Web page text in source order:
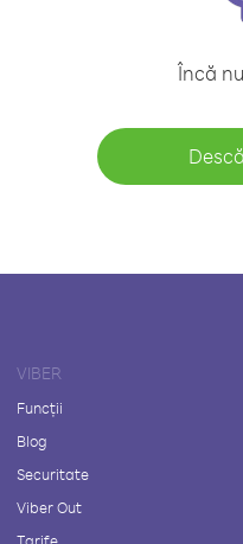
Încă
VIBER
Funcții
Blog
Securitate
Viber Out